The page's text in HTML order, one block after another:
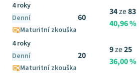
4 roky
Denní
Maturitní zkouška
60
34ze83
40,96 %
4 roky
Denní
Maturitní zkouška
20
9ze25
36,00 %